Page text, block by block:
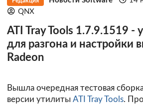
QNX
ATI Tray Tools 1.7.9.1519 -
для разгона и настройки
Radeon
Вышла очередная тестовая
версии утилиты ATI Tray Tools.